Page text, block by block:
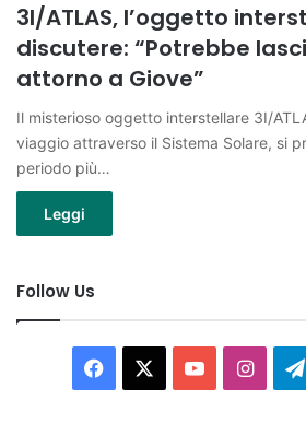
3I/ATLAS, l’oggetto
discutere: “Potrebbe
attorno a Giove”
Il misterioso oggetto interstellare 3I/
viaggio attraverso il Sistema Solare, si
periodo più…
Leggi
Follow Us
Facebook You